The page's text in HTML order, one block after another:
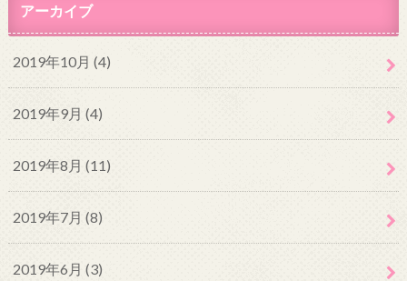
アーカイブ
2019年10月 (4)
2019年9月 (4)
2019年8月 (11)
2019年7月 (8)
2019年6月 (3)